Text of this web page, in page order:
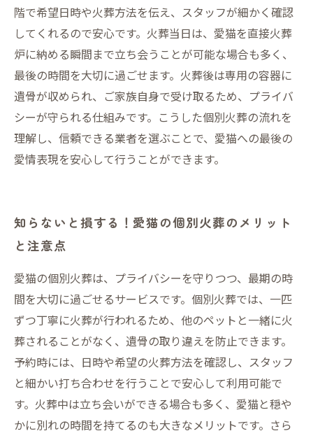
階で希望日時や火葬方法を伝え、スタッフが細かく確認
してくれるので安心です。火葬当日は、愛猫を直接火葬
炉に納める瞬間まで立ち会うことが可能な場合も多く、
最後の時間を大切に過ごせます。火葬後は専用の容器に
遺骨が収められ、ご家族自身で受け取るため、プライバ
シーが守られる仕組みです。こうした個別火葬の流れを
理解し、信頼できる業者を選ぶことで、愛猫への最後の
愛情表現を安心して行うことができます。
知らないと損する！愛猫の個別火葬のメリット
と注意点
愛猫の個別火葬は、プライバシーを守りつつ、最期の時
間を大切に過ごせるサービスです。個別火葬では、一匹
ずつ丁寧に火葬が行われるため、他のペットと一緒に火
葬されることがなく、遺骨の取り違えを防止できます。
予約時には、日時や希望の火葬方法を確認し、スタッフ
と細かい打ち合わせを行うことで安心して利用可能で
す。火葬中は立ち会いができる場合も多く、愛猫と穏や
かに別れの時間を持てるのも大きなメリットです。さら